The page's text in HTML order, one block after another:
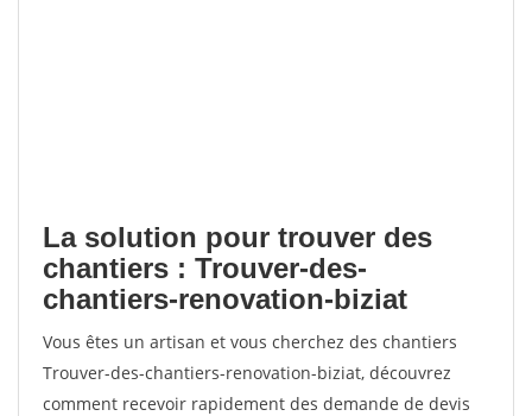
La solution pour trouver des
chantiers : Trouver-des-
chantiers-renovation-biziat
Vous êtes un artisan et vous cherchez des chantiers
Trouver-des-chantiers-renovation-biziat, découvrez
comment recevoir rapidement des demande de devis